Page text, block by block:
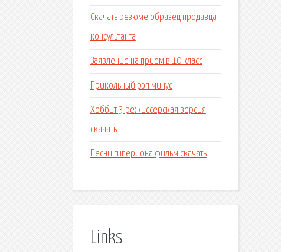
Скачать резюме образец продавца
консультанта
Заявление на прием в 10 класс
Прикольный рэп минус
Хоббит 3 режиссерская версия
скачать
Песни гипериона фильм скачать
Links